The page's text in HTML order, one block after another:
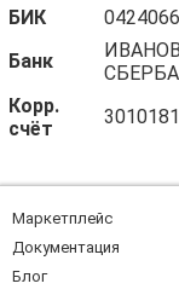
БИК
Банк
Корр.
счёт
Маркетплейс
Документация
Блог